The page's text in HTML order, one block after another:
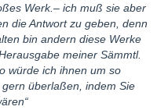
Werk.– ich muß sie aber
die Antwort zu geben, denn
bin andern diese Werke
meiner Sämmtl.
würde ich ihnen um so
überlaßen, indem Sie